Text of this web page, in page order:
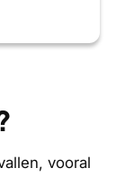
vooral